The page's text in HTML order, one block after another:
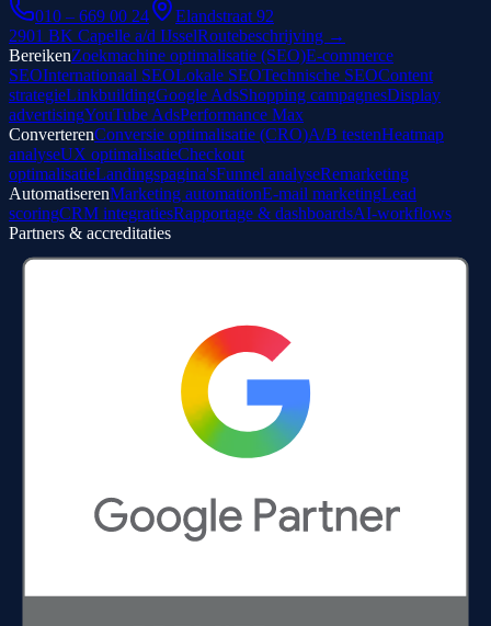
010 – 669 00 24
Elandstraat 92
2901 BK Capelle a/d IJsselRoutebeschrijving →
BereikenZoekmachine optimalisatie (SEO)E-commerce
SEOInternationaal SEOLokale SEOTechnische SEOContent
strategieLinkbuildingGoogle AdsShopping campagnesDisplay
advertisingYouTube AdsPerformance Max
ConverterenConversie optimalisatie (CRO)A/B testenHeatmap
analyseUX optimalisatieCheckout
optimalisatieLandingspagina'sFunnel analyseRemarketing
AutomatiserenMarketing automationE-mail marketingLead
scoringCRM integratiesRapportage & dashboardsAI-workflows
Partners & accreditaties